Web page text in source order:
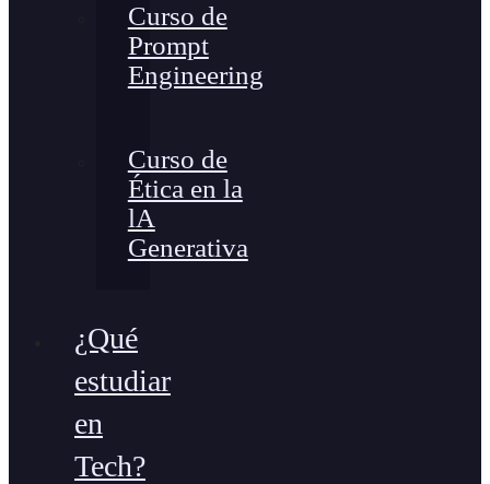
Curso de
Prompt
Engineering
Curso de
Ética en la
lA
Generativa
¿Qué
estudiar
en
Tech?